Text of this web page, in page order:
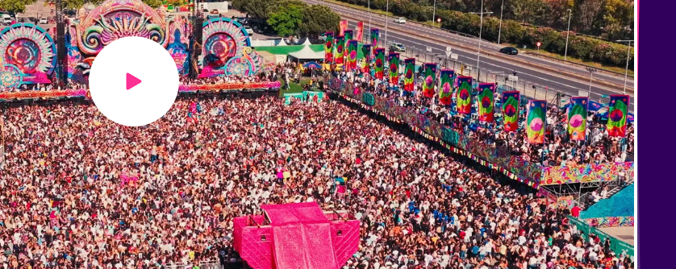
Play video